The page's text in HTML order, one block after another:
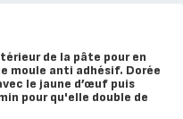
de la pâte pour en
moule anti adhésif. Dorée
le jaune d’œuf puis
pour qu'elle double de